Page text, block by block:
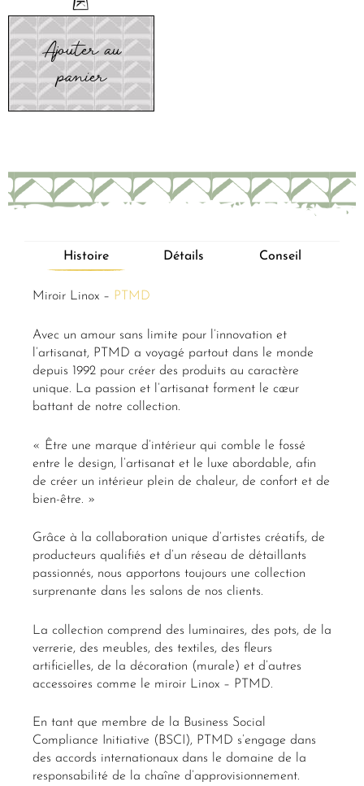
Ajouter au
panier
Histoire Détails Conseil
Miroir Linox – PTMD
Avec un amour sans limite pour l’innovation et
l’artisanat, PTMD a voyagé partout dans le monde
depuis 1992 pour créer des produits au caractère
unique. La passion et l’artisanat forment le cœur
battant de notre collection.
« Être une marque d’intérieur qui comble le fossé
entre le design, l’artisanat et le luxe abordable, afin
de créer un intérieur plein de chaleur, de confort et de
bien-être. »
Grâce à la collaboration unique d’artistes créatifs, de
producteurs qualifiés et d’un réseau de détaillants
passionnés, nous apportons toujours une collection
surprenante dans les salons de nos clients.
La collection comprend des luminaires, des pots, de la
verrerie, des meubles, des textiles, des fleurs
artificielles, de la décoration (murale) et d’autres
accessoires comme le miroir Linox – PTMD.
En tant que membre de la Business Social
Compliance Initiative (BSCI), PTMD s’engage dans
des accords internationaux dans le domaine de la
responsabilité de la chaîne d’approvisionnement.